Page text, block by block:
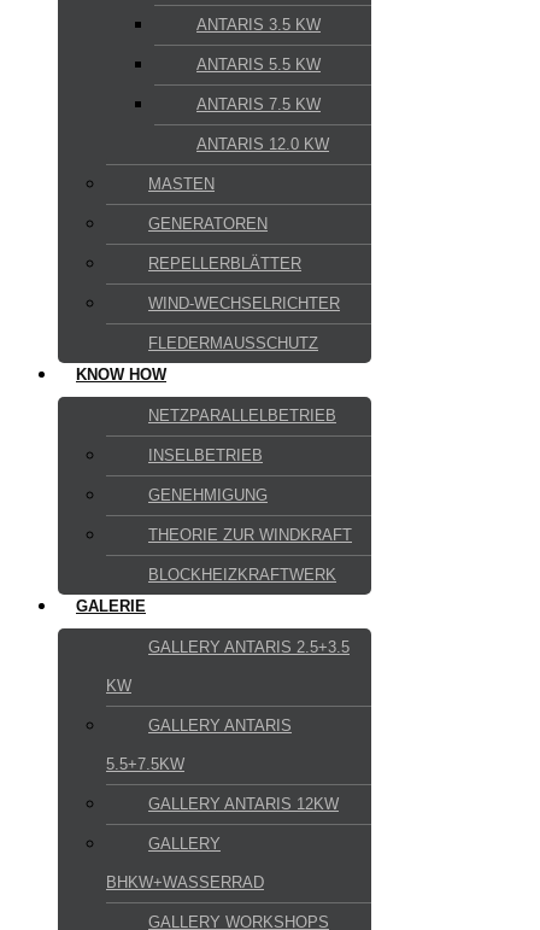
ANTARIS 3.5 KW
ANTARIS 5.5 KW
ANTARIS 7.5 KW
ANTARIS 12.0 KW
MASTEN
GENERATOREN
REPELLERBLÄTTER
WIND-WECHSELRICHTER
FLEDERMAUSSCHUTZ
KNOW HOW
NETZPARALLELBETRIEB
INSELBETRIEB
GENEHMIGUNG
THEORIE ZUR WINDKRAFT
BLOCKHEIZKRAFTWERK
GALERIE
GALLERY ANTARIS 2.5+3.5
KW
GALLERY ANTARIS
5.5+7.5KW
GALLERY ANTARIS 12KW
GALLERY
BHKW+WASSERRAD
GALLERY WORKSHOPS